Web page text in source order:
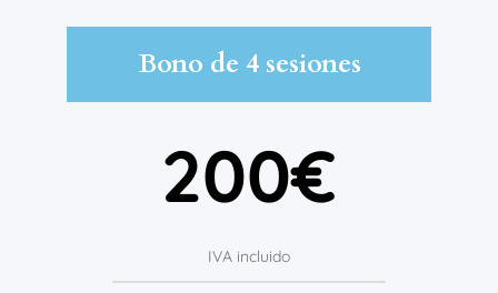
Bono de 4 sesiones
200€
IVA incluido